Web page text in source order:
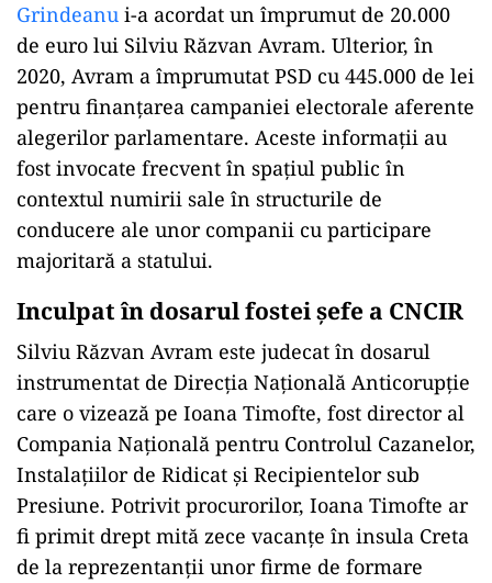
Grindeanu i-a acordat un împrumut de 20.000
de euro lui Silviu Răzvan Avram. Ulterior, în
2020, Avram a împrumutat PSD cu 445.000 de lei
pentru finanțarea campaniei electorale aferente
alegerilor parlamentare. Aceste informații au
fost invocate frecvent în spațiul public în
contextul numirii sale în structurile de
conducere ale unor companii cu participare
majoritară a statului.
Inculpat în dosarul fostei șefe a CNCIR
Silviu Răzvan Avram este judecat în dosarul
instrumentat de Direcția Națională Anticorupție
care o vizează pe Ioana Timofte, fost director al
Compania Națională pentru Controlul Cazanelor,
Instalațiilor de Ridicat și Recipientelor sub
Presiune. Potrivit procurorilor, Ioana Timofte ar
fi primit drept mită zece vacanțe în insula Creta
de la reprezentanții unor firme de formare